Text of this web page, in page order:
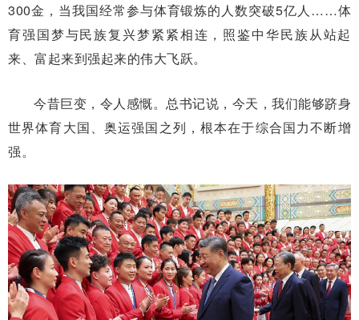
300金，当我国经常参与体育锻炼的人数突破5亿人……体
育强国梦与民族复兴梦紧紧相连，照鉴中华民族从站起
来、富起来到强起来的伟大飞跃。
今昔巨变，令人感慨。总书记说，今天，我们能够跻身
世界体育大国、奥运强国之列，根本在于综合国力不断增
强。